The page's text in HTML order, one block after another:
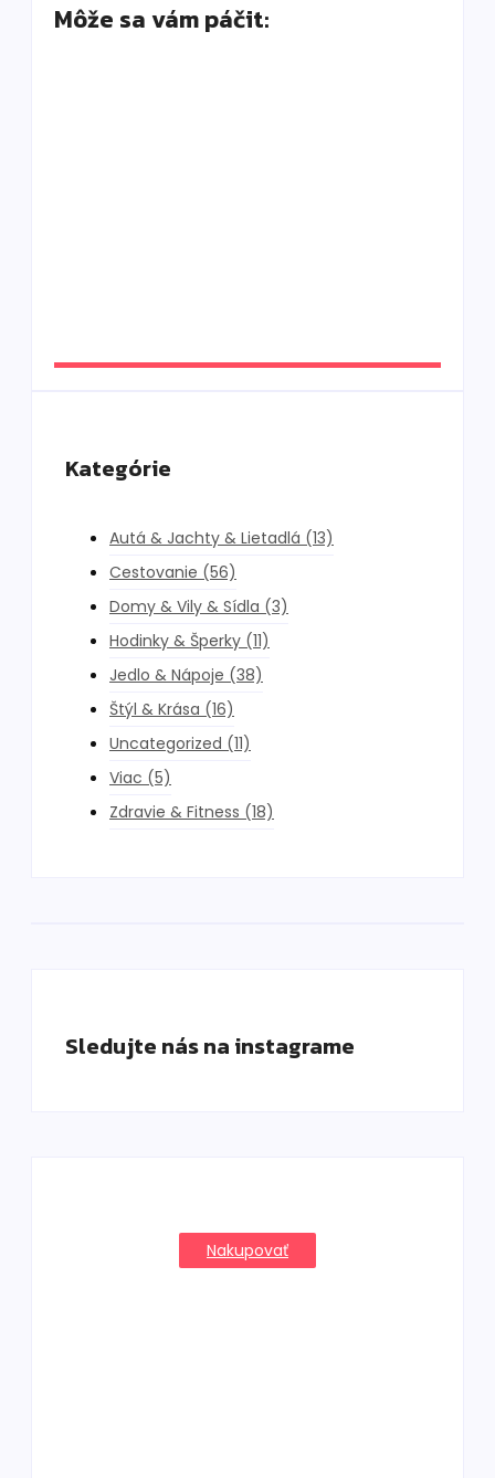
Môže sa vám páčit:
Kategórie
Autá & Jachty & Lietadlá (13)
Cestovanie (56)
Domy & Vily & Sídla (3)
Hodinky & Šperky (11)
Jedlo & Nápoje (38)
Štýl & Krása (16)
Uncategorized (11)
Viac (5)
Zdravie & Fitness (18)
Sledujte nás na instagrame
Nakupovať